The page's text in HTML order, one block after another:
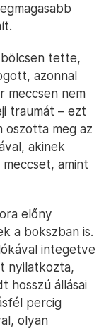
tette,
azonnal
meccsen nem
traumát – ezt
oszotta meg az
akinek
amint
előny
a bokszban is.
integetve
nyilatkozta,
hosszú állásai
percig
olyan